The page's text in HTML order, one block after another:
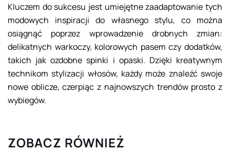
Kluczem do sukcesu jest umiejętne zaadaptowanie tych
modowych inspiracji do własnego stylu, co można
osiągnąć poprzez wprowadzenie drobnych zmian:
delikatnych warkoczy, kolorowych pasem czy dodatków,
takich jak ozdobne spinki i opaski. Dzięki kreatywnym
technikom stylizacji włosów, każdy może znaleźć swoje
nowe oblicze, czerpiąc z najnowszych trendów prosto z
wybiegów.
ZOBACZ RÓWNIEŻ